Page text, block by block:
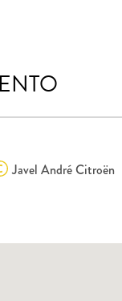
Javel André Citroën